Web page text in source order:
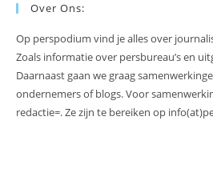
Over Ons:
Op perspodium vind je alles over
Zoals informatie over persbureau’s en
Daarnaast gaan we graag
ondernemers of blogs. Voor
redactie=. Ze zijn te bereiken op